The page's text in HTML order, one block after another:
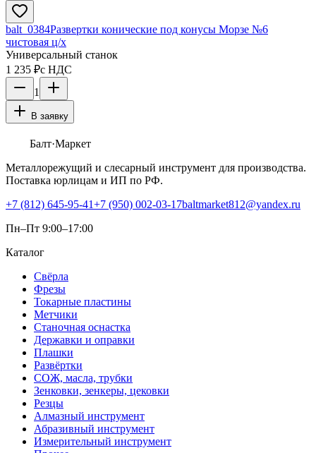
balt_0384Развертки конические под конусы Морзе №6
чистовая ц/х
Универсальный станок
1 235 ₽с НДС
1
В заявку
Балт·Маркет
Металлорежущий и слесарный инструмент для производства.
Поставка юрлицам и ИП по РФ.
+7 (812) 645-95-41+7 (950) 002-03-17baltmarket812@yandex.ru
Пн–Пт 9:00–17:00
Каталог
Свёрла
Фрезы
Токарные пластины
Метчики
Станочная оснастка
Державки и оправки
Плашки
Развёртки
СОЖ, масла, трубки
Зенковки, зенкеры, цековки
Резцы
Алмазный инструмент
Абразивный инструмент
Измерительный инструмент